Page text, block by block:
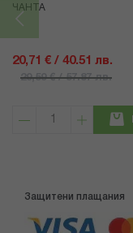
ЧАНТА
20,71 € / 40.51 лв.
29,59 € / 57.87 лв.
Защитени плащания